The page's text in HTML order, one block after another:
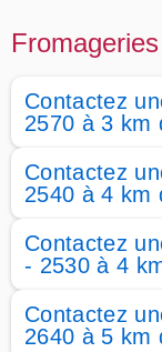
Contactez
2570 à 3 km
Contactez
2540 à 4 km
Contactez
- 2530 à 4
Contactez
2640 à 5 km